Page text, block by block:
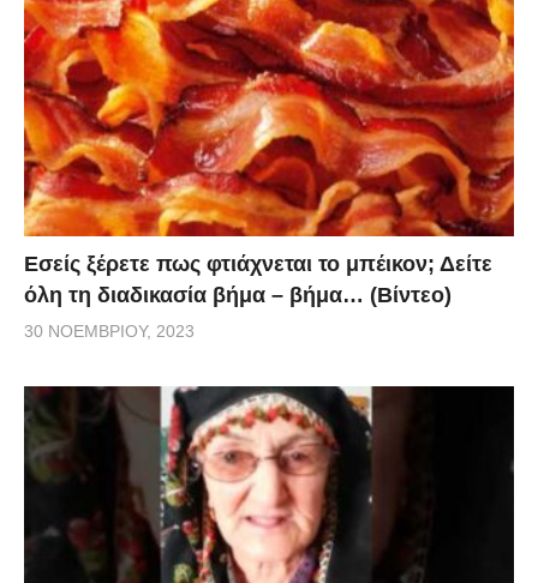
Εσείς ξέρετε πως φτιάχνεται το μπέικον; Δείτε
όλη τη διαδικασία βήμα – βήμα… (Βίντεο)
30 ΝΟΕΜΒΡΊΟΥ, 2023